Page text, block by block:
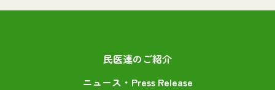
民医連のご紹介
ニュース・Press Release